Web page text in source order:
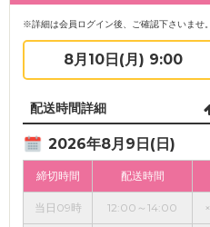
※詳細は会員ログイン後、ご確認下さいませ。
8月10日(月) 9:00
配送時間詳細
2026年8月9日(日)
締切時間 配送時間
当日09時 12:00～14:00 ×